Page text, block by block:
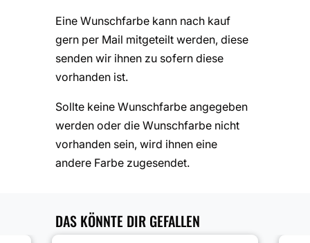
Eine Wunschfarbe kann nach kauf
gern per Mail mitgeteilt werden, diese
senden wir ihnen zu sofern diese
vorhanden ist.
Sollte keine Wunschfarbe angegeben
werden oder die Wunschfarbe nicht
vorhanden sein, wird ihnen eine
andere Farbe zugesendet.
DAS KÖNNTE DIR GEFALLEN